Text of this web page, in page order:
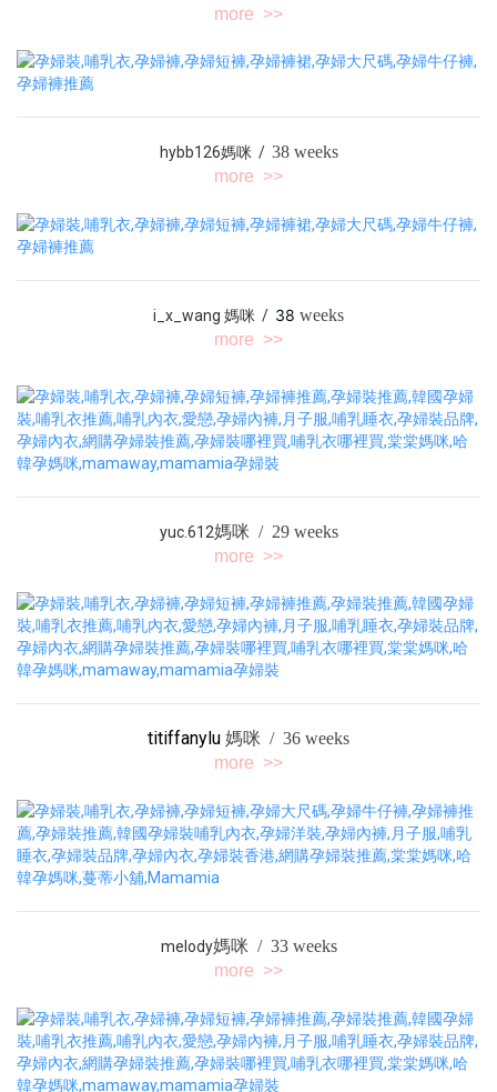
more >>
hybb126媽咪 / 38 weeks
more >>
i_x_wang 媽咪 / 38 weeks
more >>
yuc.612媽咪 / 29 weeks
more >>
titiffanylu 媽咪 / 36 weeks
more >>
melody媽咪 / 33 weeks
more >>